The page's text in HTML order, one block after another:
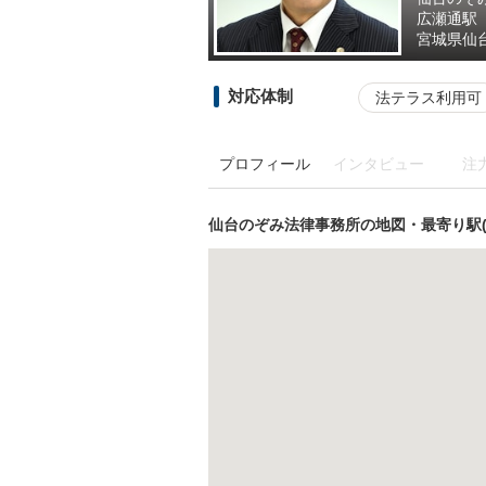
広瀬通駅
宮城県仙
対応体制 法テラス利用可
プロフィール インタビュー 注
仙台のぞみ法律事務所の地図・最寄り